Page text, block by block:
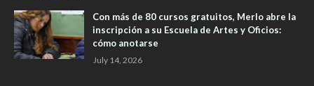
Con más de 80 cursos gratuitos, Merlo abre la
inscripción a su Escuela de Artes y Oficios:
cómo anotarse
July 14, 2026